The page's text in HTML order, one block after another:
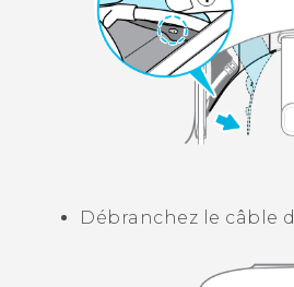
Débranchez le câble